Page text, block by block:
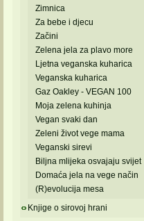
Zimnica
Za bebe i djecu
Začini
Zelena jela za plavo more
Ljetna veganska kuharica
Veganska kuharica
Gaz Oakley - VEGAN 100
Moja zelena kuhinja
Vegan svaki dan
Zeleni život vege mama
Veganski sirevi
Biljna mlijeka osvajaju svijet
Domaća jela na vege način
(R)evolucija mesa
Knjige o sirovoj hrani